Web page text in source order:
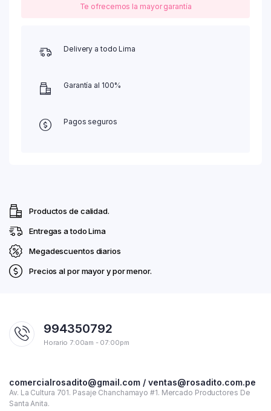
Te ofrecemos la mayor garantía
Delivery a todo Lima
Garantía al 100%
Pagos seguros
Productos de calidad.
Entregas a todo Lima
Megadescuentos diarios
Precios al por mayor y por menor.
994350792
Horario 7:00am - 07:00pm
comercialrosadito@gmail.com / ventas@rosadito.com.pe
Av. La Cultura 701. Pasaje Chanchamayo #1. Mercado Productores De
Santa Anita.